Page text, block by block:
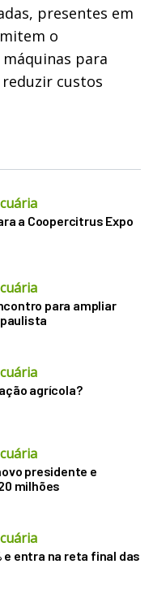
presentes em
o
para
custos
a Coopercitrus Expo
para ampliar
agrícola?
presidente e
milhões
e entra na reta final das